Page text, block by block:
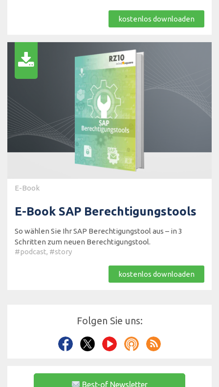
kostenlos downloaden
E-Book
E-Book SAP Berechtigungstools
So wählen Sie Ihr SAP Berechtigungstool aus – in 3
Schritten zum neuen Berechtigungstool.
#podcast, #story
kostenlos downloaden
Folgen Sie uns:
Best-of Newsletter